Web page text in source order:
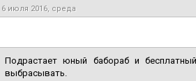
6 июля 2016, среда
Подрастает юный бабораб и
выбрасывать.